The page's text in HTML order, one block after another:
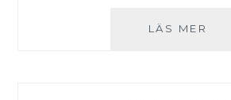
LÄS MER